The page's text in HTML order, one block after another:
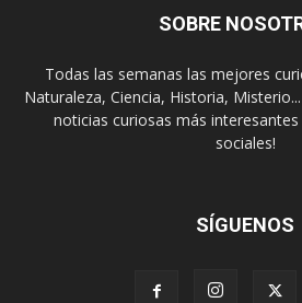
SOBRE
Todas las semanas las mejores
Naturaleza, Ciencia, Historia,
noticias curiosas más interesantes
sociales!
SÍGUENOS